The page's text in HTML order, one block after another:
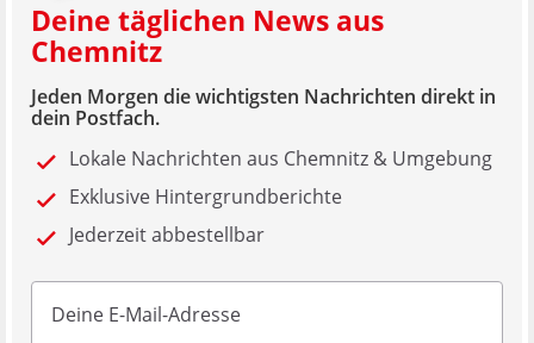
Deine täglichen News aus
Chemnitz
Jeden Morgen die wichtigsten Nachrichten direkt in
dein Postfach.
Lokale Nachrichten aus Chemnitz & Umgebung
Exklusive Hintergrundberichte
Jederzeit abbestellbar